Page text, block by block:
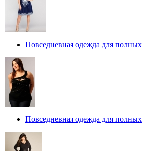
Повседневная одежда для полных
Повседневная одежда для полных